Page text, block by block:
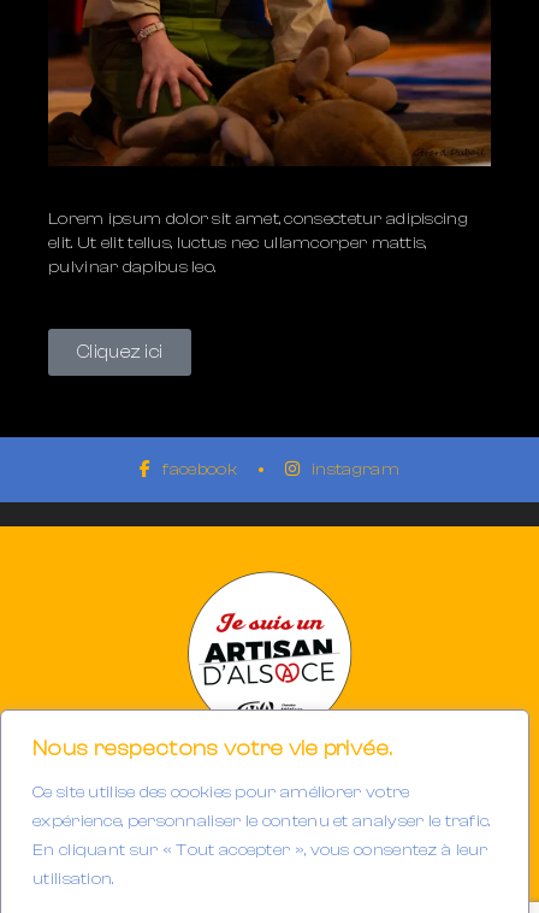
Nous respectons votre vie privée.
Ce site utilise des cookies pour améliorer votre
expérience, personnaliser le contenu et analyser le trafic.
En cliquant sur « Tout accepter », vous consentez à leur
utilisation.
Lorem ipsum dolor sit amet, consectetur adipiscing
elit. Ut elit tellus, luctus nec ullamcorper mattis,
pulvinar dapibus leo.
Cliquez ici
facebook instagram
Photographe à Mulhouse-Riedisheim (68)
SIRET 894933191/00013
Tél. : 06.32.63.34.98